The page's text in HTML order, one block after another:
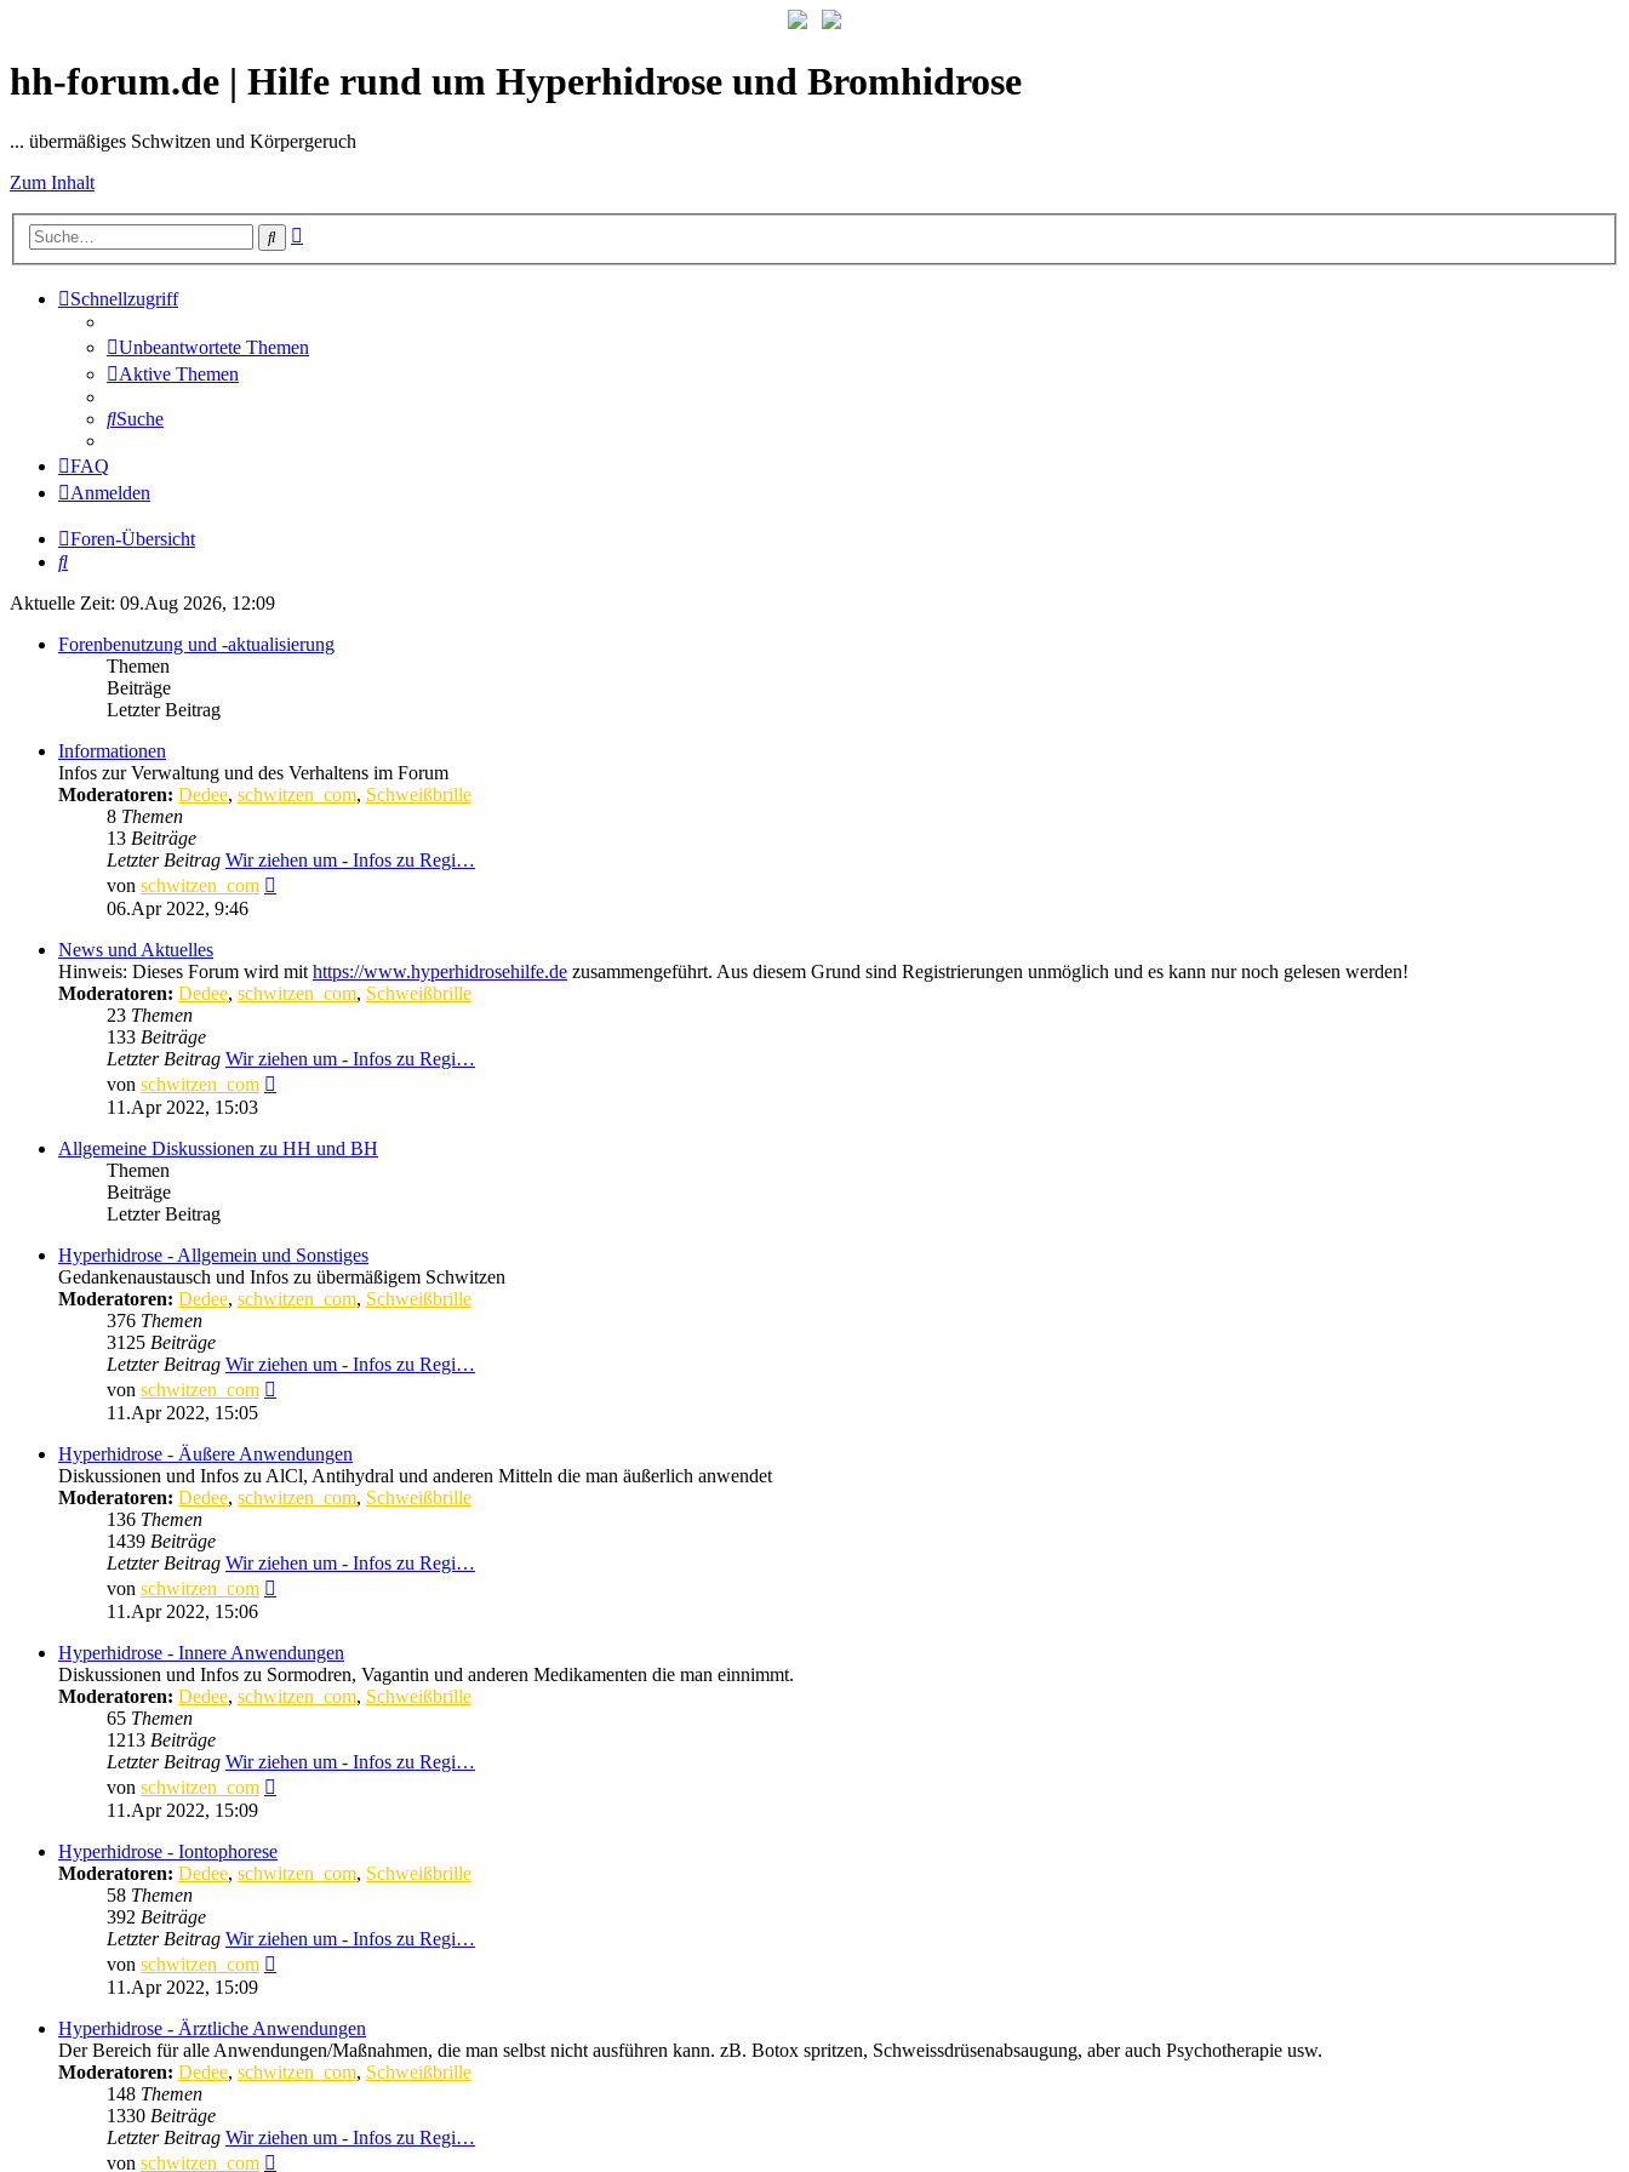
hh-forum.de | Hilfe rund um Hyperhidrose und Bromhidrose
... übermäßiges Schwitzen und Körpergeruch
Zum Inhalt
Suche
Schnellzugriff
Unbeantwortete Themen
Aktive Themen
Suche
FAQ
Anmelden
Foren-Übersicht
Suche
Aktuelle Zeit: 09.Aug 2026, 12:09
Forenbenutzung und -aktualisierung
Themen
Beiträge
Letzter Beitrag
Informationen
Infos zur Verwaltung und des Verhaltens im Forum
Moderatoren: Dedee, schwitzen_com, Schweißbrille
8 Themen
13 Beiträge
Letzter Beitrag Wir ziehen um - Infos zu Regi…
von schwitzen_com
06.Apr 2022, 9:46
News und Aktuelles
Hinweis: Dieses Forum wird mithttps://www.hyperhidrosehilfe.de zusammengeführt. Aus diesem Grund sind Registrierungen unmöglich und es kann nur noch gelesen werden!
Moderatoren: Dedee, schwitzen_com, Schweißbrille
23 Themen
133 Beiträge
Letzter Beitrag Wir ziehen um - Infos zu Regi…
von schwitzen_com
11.Apr 2022, 15:03
Allgemeine Diskussionen zu HH und BH
Themen
Beiträge
Letzter Beitrag
Hyperhidrose - Allgemein und Sonstiges
Gedankenaustausch und Infos zu übermäßigem Schwitzen
Moderatoren: Dedee, schwitzen_com, Schweißbrille
376 Themen
3125 Beiträge
Letzter Beitrag Wir ziehen um - Infos zu Regi…
von schwitzen_com
11.Apr 2022, 15:05
Hyperhidrose - Äußere Anwendungen
Diskussionen und Infos zu AlCl, Antihydral und anderen Mitteln die man äußerlich anwendet
Moderatoren: Dedee, schwitzen_com, Schweißbrille
136 Themen
1439 Beiträge
Letzter Beitrag Wir ziehen um - Infos zu Regi…
von schwitzen_com
11.Apr 2022, 15:06
Hyperhidrose - Innere Anwendungen
Diskussionen und Infos zu Sormodren, Vagantin und anderen Medikamenten die man einnimmt.
Moderatoren: Dedee, schwitzen_com, Schweißbrille
65 Themen
1213 Beiträge
Letzter Beitrag Wir ziehen um - Infos zu Regi…
von schwitzen_com
11.Apr 2022, 15:09
Hyperhidrose - Iontophorese
Moderatoren: Dedee, schwitzen_com, Schweißbrille
58 Themen
392 Beiträge
Letzter Beitrag Wir ziehen um - Infos zu Regi…
von schwitzen_com
11.Apr 2022, 15:09
Hyperhidrose - Ärztliche Anwendungen
Der Bereich für alle Anwendungen/Maßnahmen, die man selbst nicht ausführen kann. zB. Botox spritzen, Schweissdrüsenabsaugung, aber auch Psychotherapie usw.
Moderatoren: Dedee, schwitzen_com, Schweißbrille
148 Themen
1330 Beiträge
Letzter Beitrag Wir ziehen um - Infos zu Regi…
von schwitzen_com